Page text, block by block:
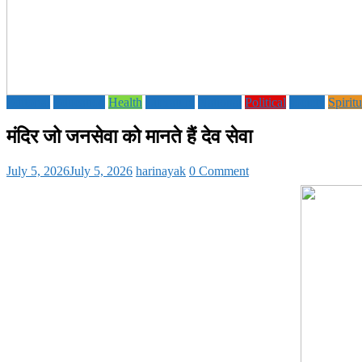
Health Political
मंदिर जो जनसेवा को मानते हैं देव सेवा
July 5, 2026July 5, 2026 harinayak 0 Comment